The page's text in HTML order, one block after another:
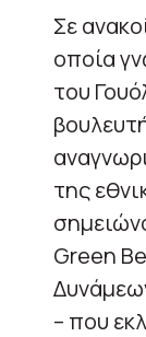
Σε
οποία
του
της
Green
– που